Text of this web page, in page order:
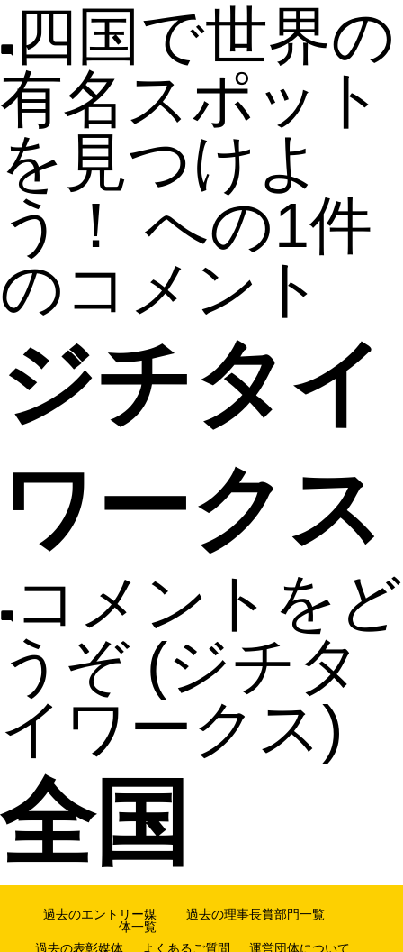
四国で世界の
有名スポット
を見つけよ
う！ への1件
のコメント
ジチタイ
ワークス
コメントをど
うぞ (ジチタ
イワークス)
全国
過去のエントリー媒
体一覧
過去の理事長賞部門一覧
過去の表彰媒体 よくあるご質問 運営団体について